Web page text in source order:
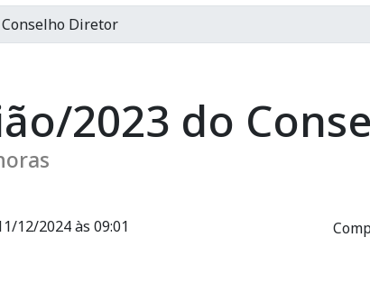
Conselho Diretor
2023 do
12/2024 às 09:01